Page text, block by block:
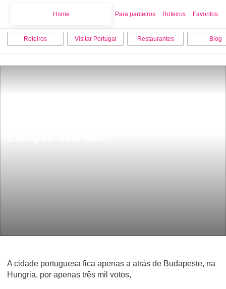
Home Para parceiros Roteiros Favoritos
Roteiros Visitar Portugal Restaurantes Blog
A cidade portuguesa fica apenas a atrás de Budapeste, na
Hungria, por apenas três mil votos,